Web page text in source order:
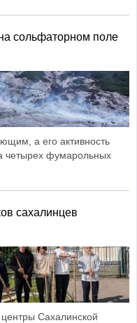
сольфаторном поле
а его активность
четырех фумарольных
сахалинцев
Сахалинской